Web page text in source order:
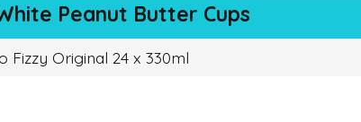
Peanut Butter Cups
Fizzy Original 24 x 330ml